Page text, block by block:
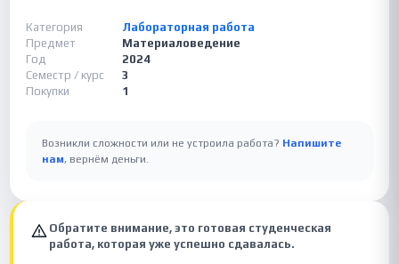
Категория
Лабораторная работа
Предмет
Материаловедение
Год
2024
Семестр / курс
3
Покупки
1
Возникли сложности или не устроила работа? Напишите
нам, вернём деньги.
Обратите внимание, это готовая студенческая
работа, которая уже успешно сдавалась.